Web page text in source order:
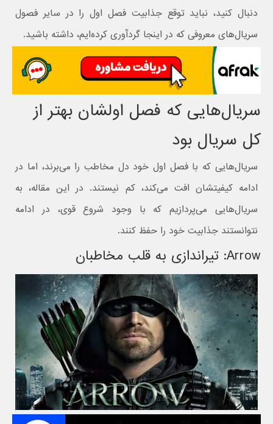
دنبال کنید، نباید توقع جذابیت فصل اول را در سایر فصول
سریال‌های معروفی که در اینجا گردآوری کرده‌ایم، داشته باشید.
سریال‌هایی که فصل اولشان بهتر از
کل سریال بود
سریال‌هایی که با فصل اول خود دل مخاطب را می‌برند، اما در
ادامه کیفیتشان افت می‌کند، کم نیستند. در این مقاله، به
سریال‌هایی می‌پردازیم که با وجود شروع قوی، در ادامه
نتوانستند جذابیت خود را حفظ کنند.
Arrow: تیراندازی به قلب مخاطبان